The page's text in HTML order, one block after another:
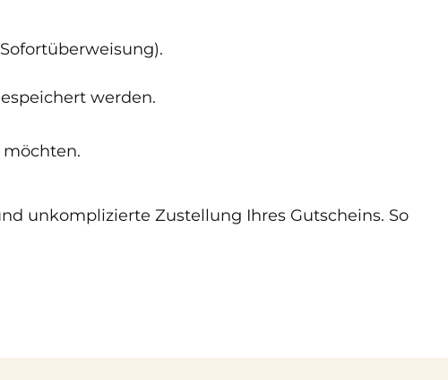
werden.
unkomplizierte Zustellung Ihres Gutscheins. So